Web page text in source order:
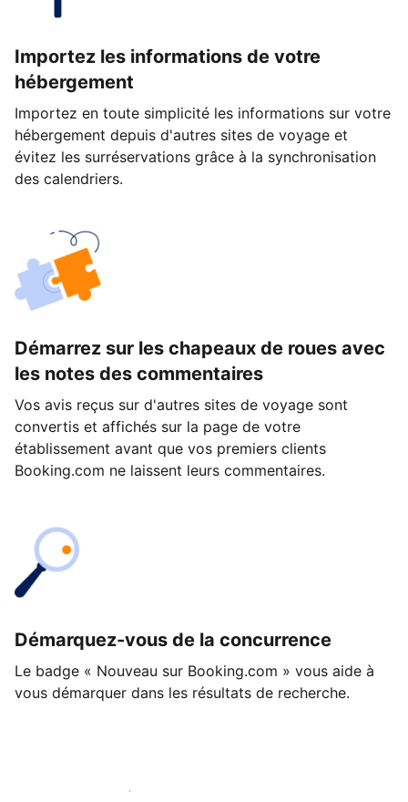
Importez les informations de votre
hébergement
Importez en toute simplicité les informations sur votre
hébergement depuis d'autres sites de voyage et
évitez les surréservations grâce à la synchronisation
des calendriers.
Démarrez sur les chapeaux de roues avec
les notes des commentaires
Vos avis reçus sur d'autres sites de voyage sont
convertis et affichés sur la page de votre
établissement avant que vos premiers clients
Booking.com ne laissent leurs commentaires.
Démarquez-vous de la concurrence
Le badge « Nouveau sur Booking.com » vous aide à
vous démarquer dans les résultats de recherche.
Lancez-vous dès aujourd'hui